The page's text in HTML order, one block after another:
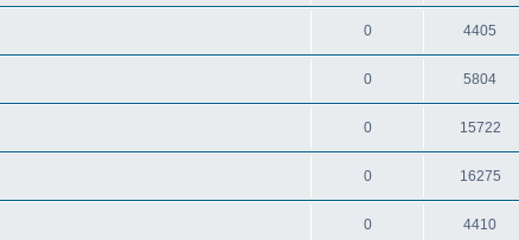
0 4405
0 5804
0 15722
0 16275
0 4410